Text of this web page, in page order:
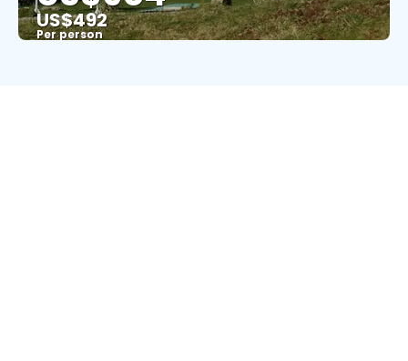
US$492
Per person